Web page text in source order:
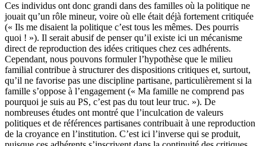
Ces individus ont donc grandi dans des familles où la politique ne
jouait qu’un rôle mineur, voire où elle était déjà fortement critiquée
(« Ils me disaient la politique c’est tous les mêmes. Des pourris
quoi ! »). Il serait abusif de penser qu’il existe ici un mécanisme
direct de reproduction des idées critiques chez ces adhérents.
Cependant, nous pouvons formuler l’hypothèse que le milieu
familial contribue à structurer des dispositions critiques et, surtout,
qu’il ne favorise pas une discipline partisane, particulièrement si la
famille s’oppose à l’engagement (« Ma famille ne comprend pas
pourquoi je suis au PS, c’est pas du tout leur truc. »). De
nombreuses études ont montré que l’inculcation de valeurs
politiques et de références partisanes contribuait à une reproduction
de la croyance en l’institution. C’est ici l’inverse qui se produit,